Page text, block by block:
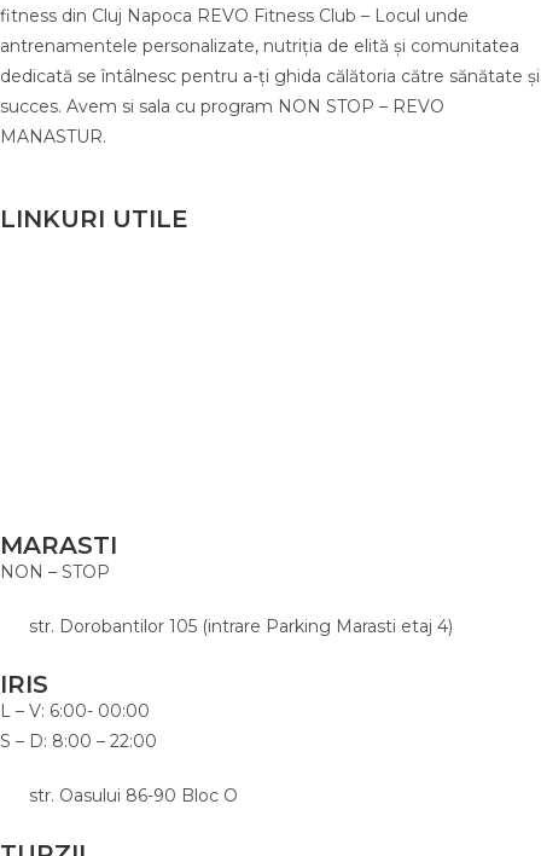
fitness din Cluj Napoca REVO Fitness Club – Locul unde
antrenamentele personalizate, nutriția de elită și comunitatea
dedicată se întâlnesc pentru a-ți ghida călătoria către sănătate și
succes. Avem si sala cu program NON STOP – REVO
MANASTUR.
LINKURI UTILE
MARASTI
NON – STOP
str. Dorobantilor 105 (intrare Parking Marasti etaj 4)
IRIS
L – V: 6:00- 00:00
S – D: 8:00 – 22:00
str. Oasului 86-90 Bloc O